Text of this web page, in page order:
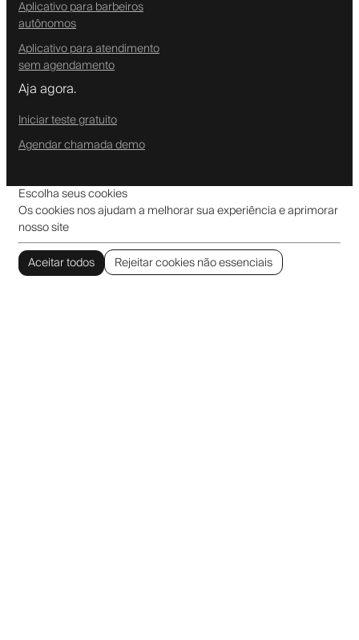
Aplicativo para barbeiros
autônomos
Aplicativo para atendimento
sem agendamento
Aja agora.
Iniciar teste gratuito
Agendar chamada demo
Escolha seus cookies
Os cookies nos ajudam a melhorar sua experiência e aprimorar
nosso site
Aceitar todos
Rejeitar cookies não essenciais